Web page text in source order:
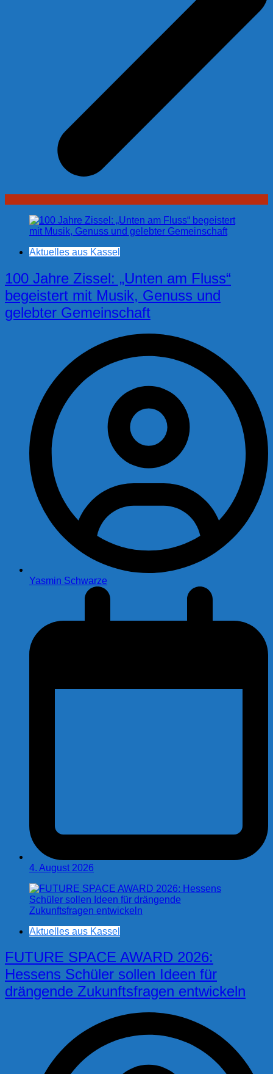
Aktuelles aus Kassel
100 Jahre Zissel: „Unten am Fluss“
begeistert mit Musik, Genuss und
gelebter Gemeinschaft
Yasmin Schwarze
4. August 2026
Aktuelles aus Kassel
FUTURE SPACE AWARD 2026:
Hessens Schüler sollen Ideen für
drängende Zukunftsfragen entwickeln